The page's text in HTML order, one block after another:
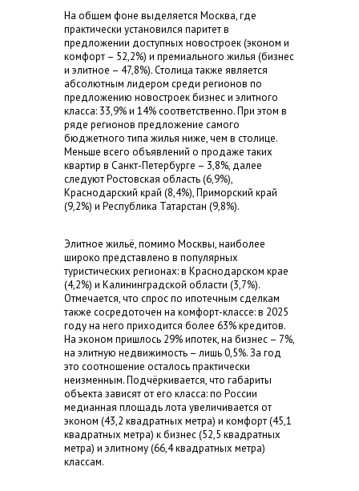
На общем фоне выделяется Москва, где
практически установился паритет в
предложении доступных новостроек (эконом и
комфорт – 52,2%) и премиального жилья (бизнес
и элитное – 47,8%). Столица также является
абсолютным лидером среди регионов по
предложению новостроек бизнес и элитного
класса: 33,9% и 14% соответственно. При этом в
ряде регионов предложение самого
бюджетного типа жилья ниже, чем в столице.
Меньше всего объявлений о продаже таких
квартир в Санкт-Петербурге – 3,8%, далее
следуют Ростовская область (6,9%),
Краснодарский край (8,4%), Приморский край
(9,2%) и Республика Татарстан (9,8%).
Элитное жильё, помимо Москвы, наиболее
широко представлено в популярных
туристических регионах: в Краснодарском крае
(4,2%) и Калининградской области (3,7%).
Отмечается, что спрос по ипотечным сделкам
также сосредоточен на комфорт-классе: в 2025
году на него приходится более 63% кредитов.
На эконом пришлось 29% ипотек, на бизнес – 7%,
на элитную недвижимость – лишь 0,5%. За год
это соотношение осталось практически
неизменным. Подчёркивается, что габариты
объекта зависят от его класса: по России
медианная площадь лота увеличивается от
эконом (43,2 квадратных метра) и комфорт (45,1
квадратных метра) к бизнес (52,5 квадратных
метра) и элитному (66,4 квадратных метра)
классам.